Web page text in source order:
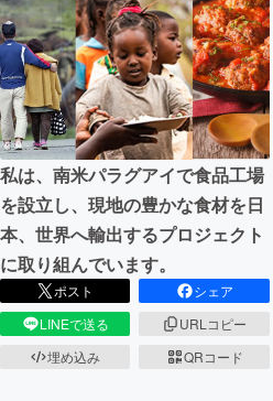
テクノロジー・ガジェ
映像・映画
ビジネス・起業
まちづくり・地域活性化
CAMPFIRE for Social Good
CAMPFIREふるさと納税
私は、南米パラグアイで食品工場
を設立し、現地の豊かな食材を日
本、世界へ輸出するプロジェクト
に取り組んでいます。
ポスト
シェア
LINEで送る
URLコピー
埋め込み
QRコード